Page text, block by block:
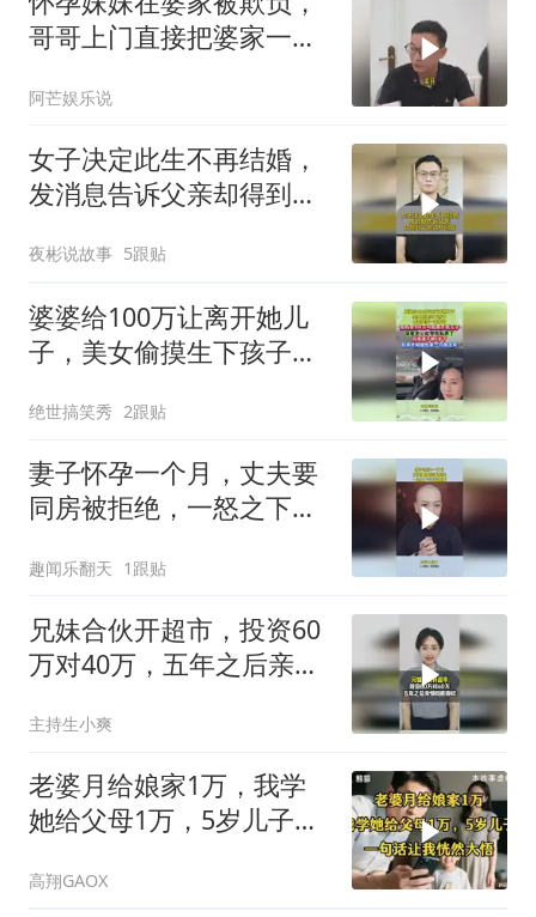
哥哥上门直接把婆家一家
阿芒娱乐说
女子决定此生不再结婚，
发消息告诉父亲却得到父
夜彬说故事 5跟贴
婆婆给100万让离开她儿
子，美女偷摸生下孩子，
绝世搞笑秀 2跟贴
妻子怀孕一个月，丈夫要
同房被拒绝，一怒之下打
趣闻乐翻天 1跟贴
兄妹合伙开超市，投资60
万对40万，五年之后亲情
主持生小爽
老婆月给娘家1万，我学
她给父母1万，5岁儿子一
高翔GAOX